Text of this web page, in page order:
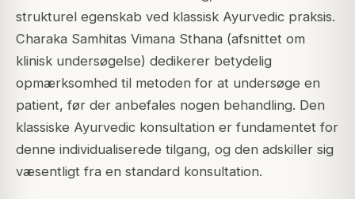
strukturel egenskab ved klassisk Ayurvedic praksis.
Charaka Samhitas Vimana Sthana (afsnittet om
klinisk undersøgelse) dedikerer betydelig
opmærksomhed til metoden for at undersøge en
patient, før der anbefales nogen behandling. Den
klassiske Ayurvedic konsultation er fundamentet for
denne individualiserede tilgang, og den adskiller sig
væsentligt fra en standard konsultation.